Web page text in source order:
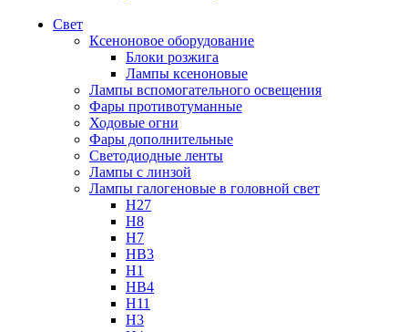
Свет
Ксеноновое оборудование
Блоки розжига
Лампы ксеноновые
Лампы вспомогательного освещения
Фары противотуманные
Ходовые огни
Фары дополнительные
Светодиодные ленты
Лампы с линзой
Лампы галогеновые в головной свет
H27
H8
H7
HB3
H1
HB4
H11
H3